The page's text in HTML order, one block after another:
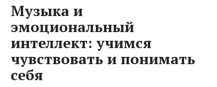
Музыка и
эмоциональный
интеллект: учимся
чувствовать и понимать
себя